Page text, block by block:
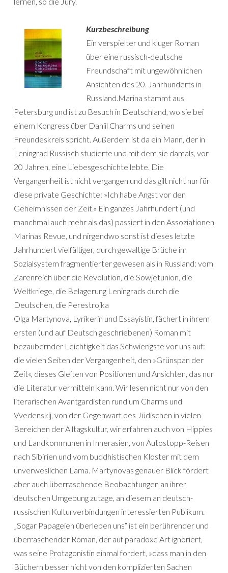
Kurzbeschreibung
Ein verspielter und kluger Roman
über eine russisch-deutsche
Freundschaft mit ungewöhnlichen
Ansichten des 20. Jahrhunderts in
Russland.Marina stammt aus
Petersburg und ist zu Besuch in Deutschland, wo sie bei
einem Kongress über Daniil Charms und seinen
Freundeskreis spricht. Außerdem ist da ein Mann, der in
Leningrad Russisch studierte und mit dem sie damals, vor
20 Jahren, eine Liebesgeschichte lebte. Die
Vergangenheit ist nicht vergangen und das gilt nicht nur für
diese private Geschichte: »Ich habe Angst vor den
Geheimnissen der Zeit.« Ein ganzes Jahrhundert (und
manchmal auch mehr als das) passiert in den Assoziationen
Marinas Revue, und nirgendwo sonst ist dieses letzte
Jahrhundert vielfältiger, durch gewaltige Brüche im
Sozialsystem fragmentierter gewesen als in Russland: vom
Zarenreich über die Revolution, die Sowjetunion, die
Weltkriege, die Belagerung Leningrads durch die
Deutschen, die Perestrojka
Olga Martynova, Lyrikerin und Essayistin, fächert in ihrem
ersten (und auf Deutsch geschriebenen) Roman mit
bezaubernder Leichtigkeit das Schwierigste vor uns auf:
die vielen Seiten der Vergangenheit, den »Grünspan der
Zeit«, dieses Gleiten von Positionen und Ansichten, das nur
die Literatur vermitteln kann. Wir lesen nicht nur von den
literarischen Avantgardisten rund um Charms und
Vvedenskij, von der Gegenwart des Jüdischen in vielen
Bereichen der Alltagskultur, wir erfahren auch von Hippies
und Landkommunen in Innerasien, von Autostopp-Reisen
nach Sibirien und vom buddhistischen Kloster mit dem
unverweslichen Lama. Martynovas genauer Blick fördert
aber auch überraschende Beobachtungen an ihrer
deutschen Umgebung zutage, an diesem an deutsch-
russischen Kulturverbindungen interessierten Publikum.
„Sogar Papageien überleben uns“ ist ein berührender und
überraschender Roman, der auf paradoxe Art ignoriert,
was seine Protagonistin einmal fordert, »dass man in den
Büchern besser nicht von den komplizierten Sachen